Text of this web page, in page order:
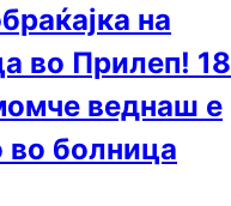
на
во Прилеп! 18
веднаш е
во болница